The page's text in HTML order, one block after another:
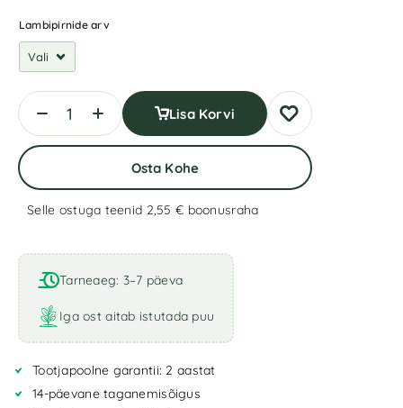
Lambipirnide arv
Lisa Korvi
Osta Kohe
Selle ostuga teenid 2,55 € boonusraha
l
t
e
r
n
t
i
Tarneaeg: 3–7 päeva
Iga ost aitab istutada puu
Tootjapoolne garantii: 2 aastat
14-päevane taganemisõigus